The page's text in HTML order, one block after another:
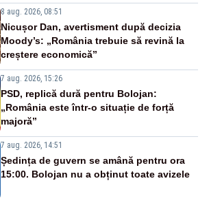
8 aug. 2026, 08:51
Nicușor Dan, avertisment după decizia
Moody’s: „România trebuie să revină la
creștere economică”
7 aug. 2026, 15:26
PSD, replică dură pentru Bolojan:
„România este într-o situație de forță
majoră”
7 aug. 2026, 14:51
Ședința de guvern se amână pentru ora
15:00. Bolojan nu a obținut toate avizele